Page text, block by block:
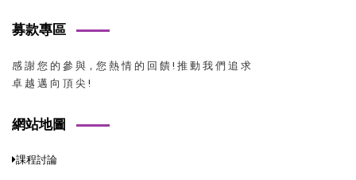
募款專區
感 謝 您 的 參 與，您 熱 情 的 回 饋 ! 推 動 我 們 追 求
卓 越 邁 向 頂 尖 !
網站地圖
課程討論